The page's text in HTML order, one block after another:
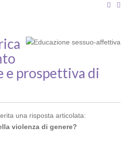
e prospettiva di
una risposta articolata:
violenza di genere?